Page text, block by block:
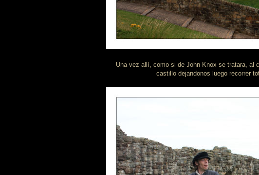
Una vez allí, como si de John Knox se tratara, al
castillo dejandonos luego recorrer